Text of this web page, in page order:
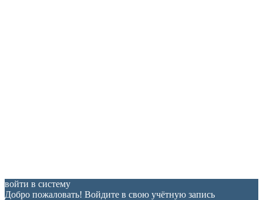
войти в систему
Добро пожаловать! Войдите в свою учётную запись